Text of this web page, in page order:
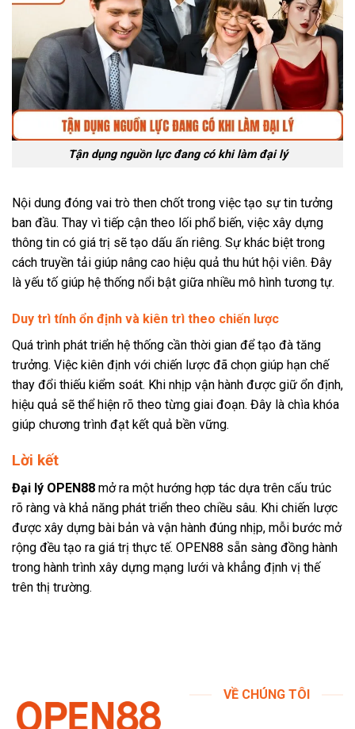
Tận dụng nguồn lực đang có khi làm đại lý
Nội dung đóng vai trò then chốt trong việc tạo sự tin tưởng
ban đầu. Thay vì tiếp cận theo lối phổ biến, việc xây dựng
thông tin có giá trị sẽ tạo dấu ấn riêng. Sự khác biệt trong
cách truyền tải giúp nâng cao hiệu quả thu hút hội viên. Đây
là yếu tố giúp hệ thống nổi bật giữa nhiều mô hình tương tự.
Duy trì tính ổn định và kiên trì theo chiến lược
Quá trình phát triển hệ thống cần thời gian để tạo đà tăng
trưởng. Việc kiên định với chiến lược đã chọn giúp hạn chế
thay đổi thiếu kiểm soát. Khi nhịp vận hành được giữ ổn định,
hiệu quả sẽ thể hiện rõ theo từng giai đoạn. Đây là chìa khóa
giúp chương trình đạt kết quả bền vững.
Lời kết
Đại lý OPEN88 mở ra một hướng hợp tác dựa trên cấu trúc
rõ ràng và khả năng phát triển theo chiều sâu. Khi chiến lược
được xây dựng bài bản và vận hành đúng nhịp, mỗi bước mở
rộng đều tạo ra giá trị thực tế. OPEN88 sẵn sàng đồng hành
trong hành trình xây dựng mạng lưới và khẳng định vị thế
trên thị trường.
VỀ CHÚNG TÔI